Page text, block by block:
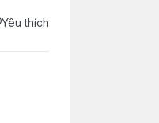
Yêu thích